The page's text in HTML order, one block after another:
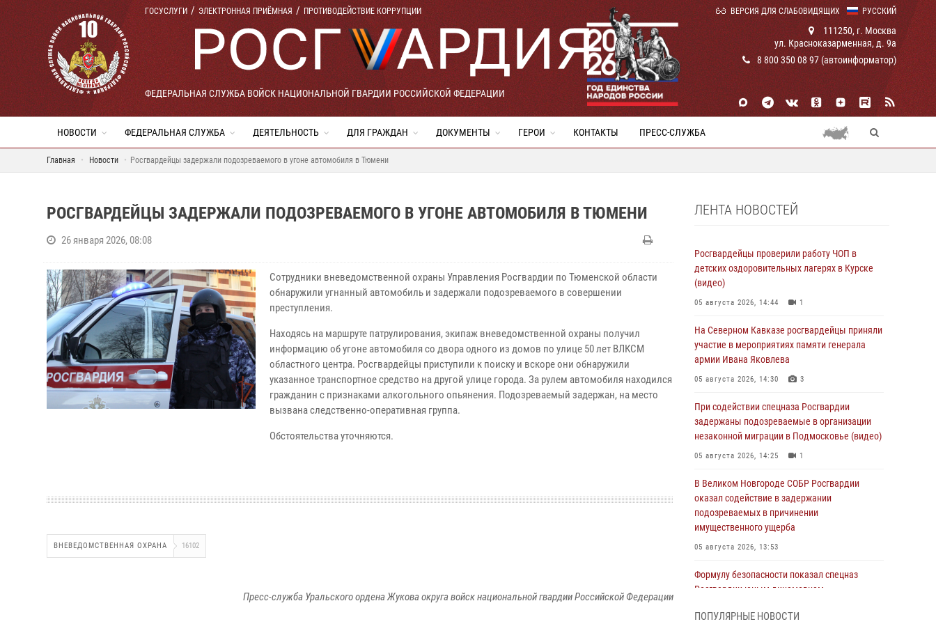
РУССКИЙ
ГОСУСЛУГИ ЭЛЕКТРОННАЯ ПРИЁМНАЯ ПРОТИВОДЕЙСТВИЕ КОРРУПЦИИ ВЕРСИЯ ДЛЯ СЛАБОВИДЯЩИХ
ФЕДЕРАЛЬНАЯ СЛУЖБА ВОЙСК НАЦИОНАЛЬНОЙ ГВАРДИИ РОССИЙСКОЙ ФЕДЕРАЦИИ
111250, г. Москва
ул. Красноказарменная, д. 9а
8 800 350 08 97 (автоинформатор)
НОВОСТИ ФЕДЕРАЛЬНАЯ СЛУЖБА ДЕЯТЕЛЬНОСТЬ ДЛЯ ГРАЖДАН ДОКУМЕНТЫ ГЕРОИ КОНТАКТЫ ПРЕСС-СЛУЖБА
Главная Новости Росгвардейцы задержали подозреваемого в угоне автомобиля в Тюмени
РОСГВАРДЕЙЦЫ ЗАДЕРЖАЛИ ПОДОЗРЕВАЕМОГО В УГОНЕ АВТОМОБИЛЯ В ТЮМЕНИ
26 января 2026, 08:08
Сотрудники вневедомственной охраны Управления Росгвардии по Тюменской области
обнаружили угнанный автомобиль и задержали подозреваемого в совершении
преступления.
Находясь на маршруте патрулирования, экипаж вневедомственной охраны получил
информацию об угоне автомобиля со двора одного из домов по улице 50 лет ВЛКСМ
областного центра. Росгвардейцы приступили к поиску и вскоре они обнаружили
указанное транспортное средство на другой улице города. За рулем автомобиля находился
гражданин с признаками алкогольного опьянения. Подозреваемый задержан, на место
вызвана следственно-оперативная группа.
Обстоятельства уточняются.
ВНЕВЕДОМСТВЕННАЯ ОХРАНА 16102
Пресс-служба Уральского ордена Жукова округа войск национальной гвардии Российской Федерации
ЛЕНТА НОВОСТЕЙ
Росгвардейцы проверили работу ЧОП в
детских оздоровительных лагерях в Курске
(видео)
05 августа 2026, 14:44 1
На Северном Кавказе росгвардейцы приняли
участие в мероприятиях памяти генерала
армии Ивана Яковлева
05 августа 2026, 14:30 3
При содействии спецназа Росгвардии
задержаны подозреваемые в организации
незаконной миграции в Подмосковье (видео)
05 августа 2026, 14:25 1
В Великом Новгороде СОБР Росгвардии
оказал содействие в задержании
подозреваемых в причинении
имущественного ущерба
05 августа 2026, 13:53
Формулу безопасности показал спецназ
Росгвардии юным динамовцам
ПОПУЛЯРНЫЕ НОВОСТИ